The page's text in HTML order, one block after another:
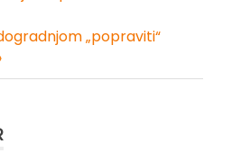
„popraviti“